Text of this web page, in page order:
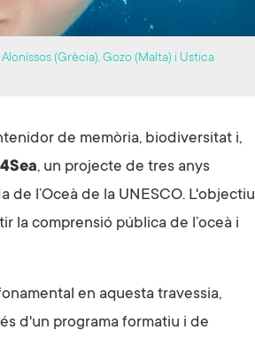
(Grècia), Gozo (Malta) i Ustica
de memòria, biodiversitat i,
, un projecte de tres anys
l’Oceà de la UNESCO. L'objectiu
la comprensió pública de l’oceà i
en aquesta travessia,
d'un programa formatiu i de